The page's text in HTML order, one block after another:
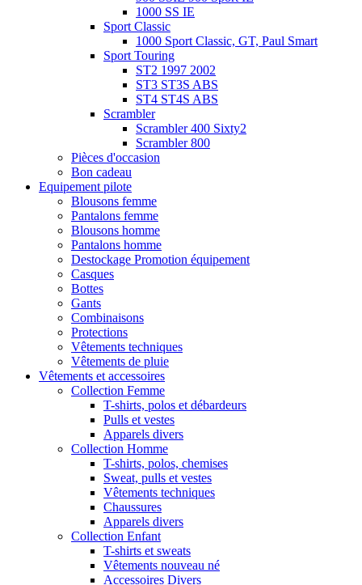
1000 SS IE
Sport Classic
1000 Sport Classic, GT, Paul Smart
Sport Touring
ST2 1997 2002
ST3 ST3S ABS
ST4 ST4S ABS
Scrambler
Scrambler 400 Sixty2
Scrambler 800
Pièces d'occasion
Bon cadeau
Equipement pilote
Blousons femme
Pantalons femme
Blousons homme
Pantalons homme
Destockage Promotion équipement
Casques
Bottes
Gants
Combinaisons
Protections
Vêtements techniques
Vêtements de pluie
Vêtements et accessoires
Collection Femme
T-shirts, polos et débardeurs
Pulls et vestes
Apparels divers
Collection Homme
T-shirts, polos, chemises
Sweat, pulls et vestes
Vêtements techniques
Chaussures
Apparels divers
Collection Enfant
T-shirts et sweats
Vêtements nouveau né
Accessoires Divers